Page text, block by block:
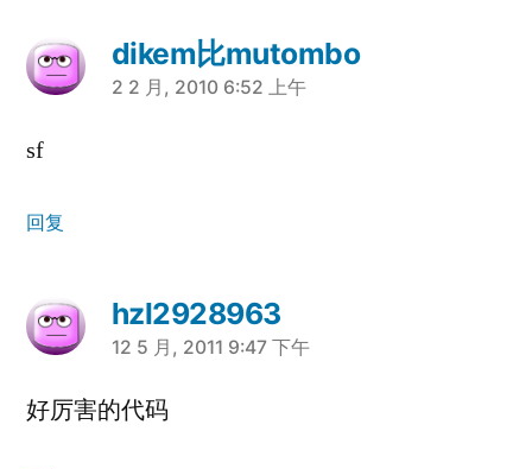
dikem比mutombo
说：
2 2 月, 2010 6:52 上午
sf
回复
hzl2928963
说：
12 5 月, 2011 9:47 下午
好厉害的代码